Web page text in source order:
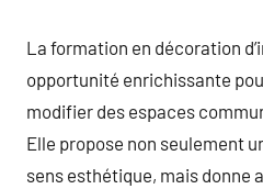
La formation en décoration
opportunité enrichissante
modifier des espaces
Elle propose non seulement
sens esthétique, mais donne